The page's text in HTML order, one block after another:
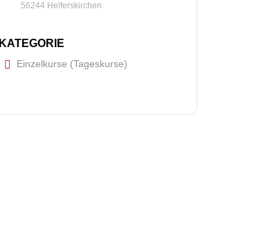
56244 Helferskirchen
KATEGORIE
Einzelkurse (Tageskurse)